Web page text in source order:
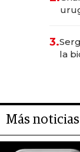
3.
la
Más noticias